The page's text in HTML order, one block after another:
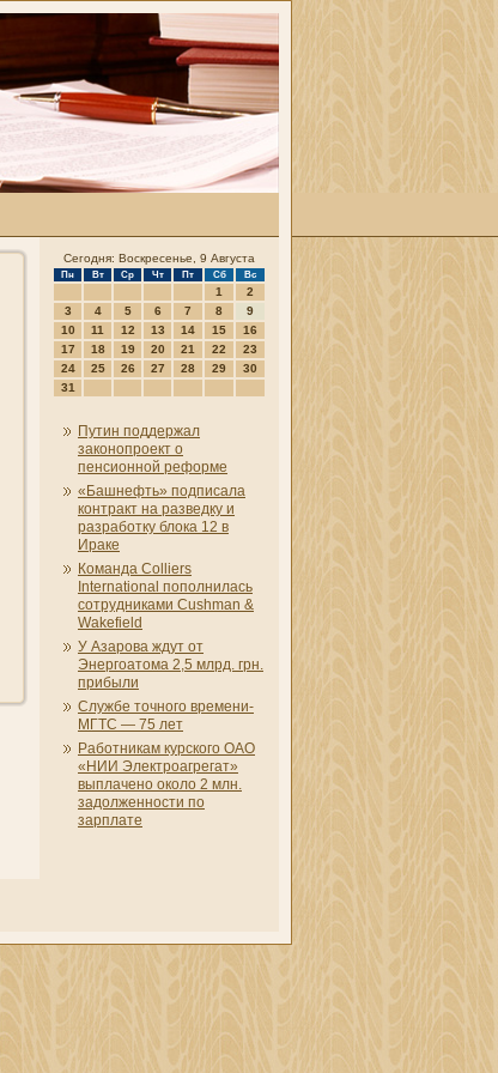
Сегодня: Воскресенье, 9 Августа
Пн Вт Ср Чт Пт Сб Вс
1
2
3
4 5 6 7 8
9
10
11 12 13 14 15
16
17
18 19 20 21 22
23
24
25 26 27 28 29
30
31
Путин поддержал
законопроект о
пенсионной реформе
«Башнефть» подписала
контракт на разведку и
разработку блока 12 в
Ираке
Команда Colliers
International пополни­лась
сотрудни­ками Cushman &
Wakefield
У Азарова ждут от
Энергоатома 2,5 млрд. грн.
прибыли
Службе точного времени­
МГТС — 75 лет
Работни­кам курского ОАО
«НИИ Электроагрегат»
выплачено около 2 млн.
задолженности по
зарплате